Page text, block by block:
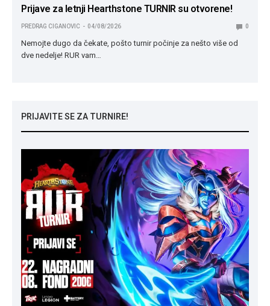
Prijave za letnji Hearthstone TURNIR su otvorene!
PREDRAG CIGANOVIC 04/08/2026 0
Nemojte dugo da čekate, pošto turnir počinje za nešto više od
dve nedelje! RUR vam…
PRIJAVITE SE ZA TURNIRE!